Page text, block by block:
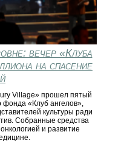
вечер «Клуба
на спасение
Village» прошел пятый
фонда «Клуб ангелов»,
культуры ради
Собранные средства
и развитие